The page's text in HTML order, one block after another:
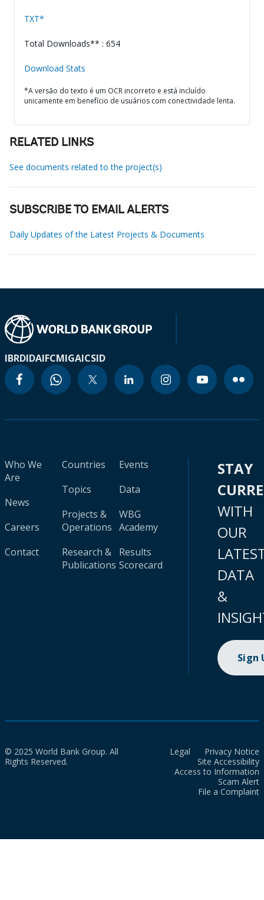
TXT*
Total Downloads** : 654
Download Stats
*A versão do texto é um OCR incorreto e está incluído
unicamente em benefício de usuários com conectividade lenta.
RELATED LINKS
See documents related to the project(s)
SUBSCRIBE TO EMAIL ALERTS
Daily Updates of the Latest Projects & Documents
IBRDIDAIFCMIGAICSID
Who We
Are
News
Careers
Contact
Countries
Topics
Projects &
Operations
Research &
Publications
Events
Data
WBG
Academy
Results
Scorecard
STAY
WITH
OUR
DATA
&
Sign
© 2025 World Bank Group. All
Rights Reserved.
Legal
Privacy Notice
Site Accessibility
Access to Information
Scam Alert
File a Complaint